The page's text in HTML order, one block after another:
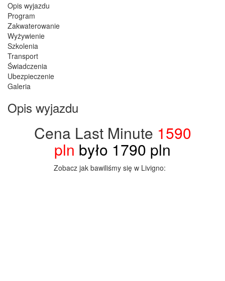
Opis wyjazdu
Program
Zakwaterowanie
Wyżywienie
Szkolenia
Transport
Świadczenia
Ubezpieczenie
Galeria
Opis wyjazdu
Cena Last Minute 1590
pln było 1790 pln
Zobacz jak bawiliśmy się w Livigno: